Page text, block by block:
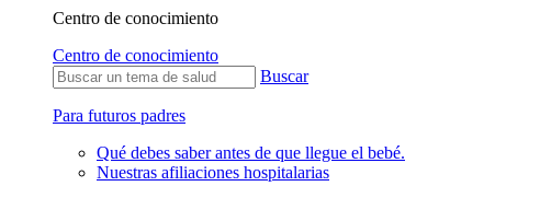
Centro de conocimiento
Centro de conocimiento
Buscar
Para futuros padres
Qué debes saber antes de que llegue el bebé.
Nuestras afiliaciones hospitalarias